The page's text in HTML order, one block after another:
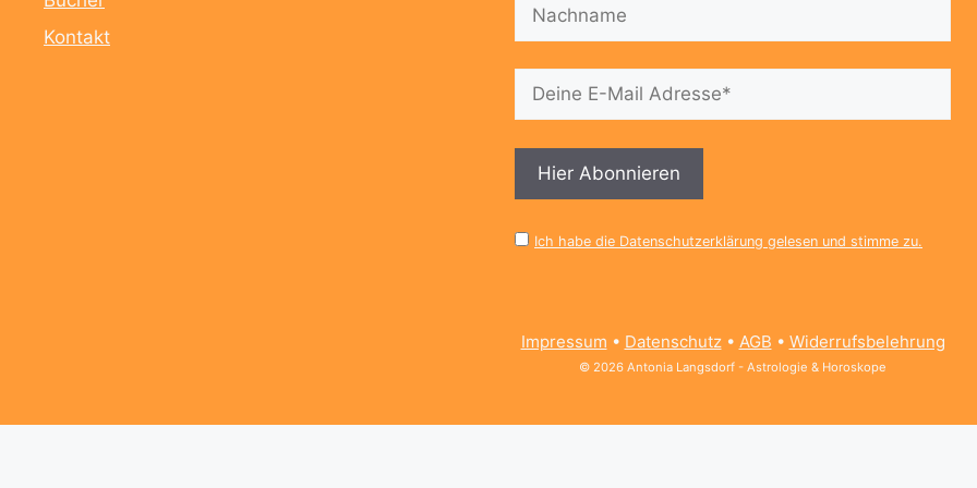
Kontakt
Ich habe die Datenschutzerklärung gelesen und stimme zu.
Impressum • Datenschutz• AGB • Widerrufsbelehrung
© 2026 Antonia Langsdorf - Astrologie & Horoskope